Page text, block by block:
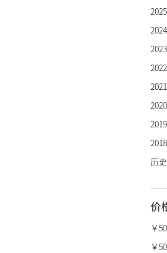
沛
真
柏
宝
历
价
￥
￥